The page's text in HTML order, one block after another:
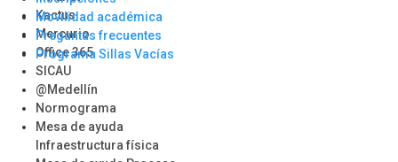
Movilidad académica
Preguntas frecuentes
Programa Sillas Vacías
Kactus
Mercurio
Office 365
SICAU
@Medellín
Normograma
Mesa de ayuda
Infraestructura física